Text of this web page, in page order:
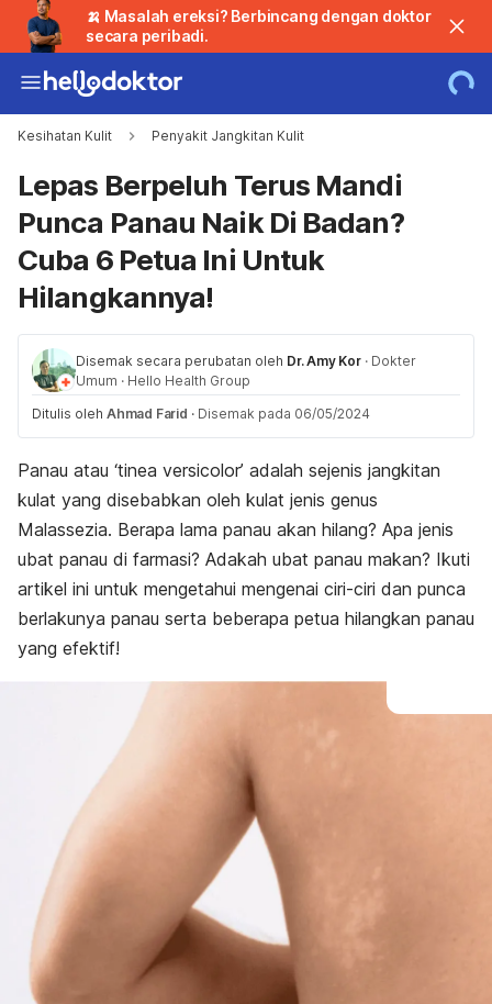
🍌 Masalah ereksi? Berbincang dengan doktor
secara peribadi.
Kesihatan Kulit Penyakit Jangkitan Kulit
Lepas Berpeluh Terus Mandi
Punca Panau Naik Di Badan?
Cuba 6 Petua Ini Untuk
Hilangkannya!
Disemak secara perubatan oleh Dr. Amy Kor · Dokter
Umum · Hello Health Group
Ditulis oleh Ahmad Farid · Disemak pada 06/05/2024
Panau atau ‘tinea versicolor’ adalah sejenis jangkitan
kulat yang disebabkan oleh kulat jenis genus
Malassezia. Berapa lama panau akan hilang? Apa jenis
ubat panau di farmasi? Adakah ubat panau makan? Ikuti
artikel ini untuk mengetahui mengenai ciri-ciri dan punca
berlakunya panau serta beberapa petua hilangkan panau
yang efektif!